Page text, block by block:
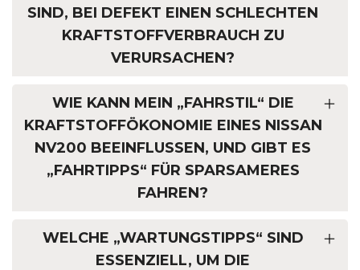
SIND, BEI DEFEKT EINEN SCHLECHTEN
KRAFTSTOFFVERBRAUCH ZU
VERURSACHEN?
WIE KANN MEIN „FAHRSTIL“ DIE
KRAFTSTOFFÖKONOMIE EINES NISSAN
NV200 BEEINFLUSSEN, UND GIBT ES
„FAHRTIPPS“ FÜR SPARSAMERES
FAHREN?
WELCHE „WARTUNGSTIPPS“ SIND
ESSENZIELL, UM DIE